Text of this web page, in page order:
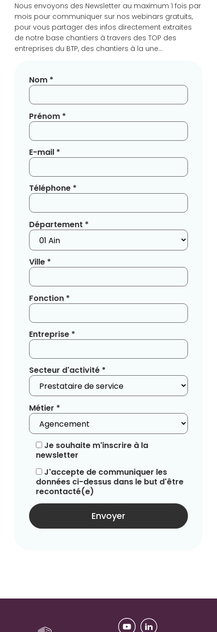
Nous envoyons des Newsletter au maximum 1 fois par
mois pour communiquer sur nos webinars gratuits,
pour vous partager des infos directement extraites
de notre base chantiers à travers des TOP des
entreprises du BTP, des chantiers à la une…
Nom *
Prénom *
E-mail *
Téléphone *
Département *
Ville *
Fonction *
Entreprise *
Secteur d'activité *
Métier *
Je souhaite m'inscrire à la
newsletter
J'accepte de communiquer les
données ci-dessus dans le but d'être
recontacté(e)